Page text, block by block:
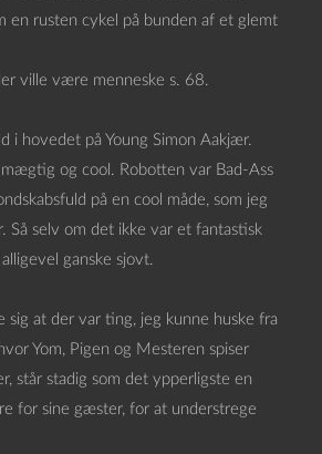
en rusten cykel på bunden af et glemt
ville være menneske s. 68.
i hovedet på Young Simon Aakjær.
og cool. Robotten var Bad-Ass
på en cool måde, som jeg
Så selv om det ikke var et fantastisk
ganske sjovt.
sig at der var ting, jeg kunne huske fra
Yom, Pigen og Mesteren spiser
står stadig som det ypperligste en
for sine gæster, for at understrege